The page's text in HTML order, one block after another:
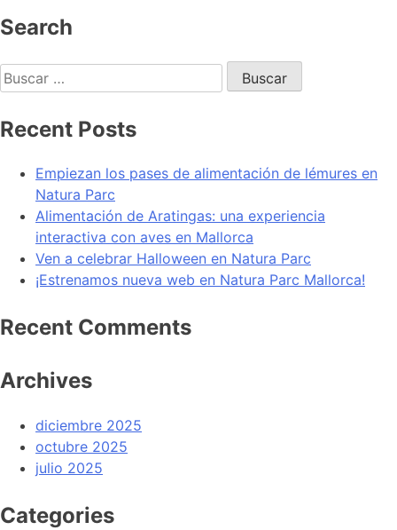
Search
Recent Posts
Empiezan los pases de alimentación de lémures en
Natura Parc
Alimentación de Aratingas: una experiencia
interactiva con aves en Mallorca
Ven a celebrar Halloween en Natura Parc
¡Estrenamos nueva web en Natura Parc Mallorca!
Recent Comments
Archives
diciembre 2025
octubre 2025
julio 2025
Categories